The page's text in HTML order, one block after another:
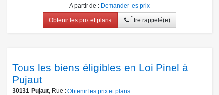
A partir de : Demander les prix
Obtenir les prix et plans Être rappelé(e)
Tous les biens éligibles en Loi Pinel à
Pujaut
30131 Pujaut , Rue : Obtenir les prix et plans